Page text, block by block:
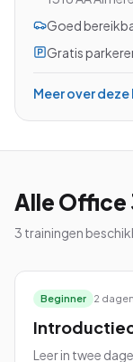
Goed
Gratis
Meer over
Alle Office
3 trainingen
Beginner 2 dagen
Leer in twee